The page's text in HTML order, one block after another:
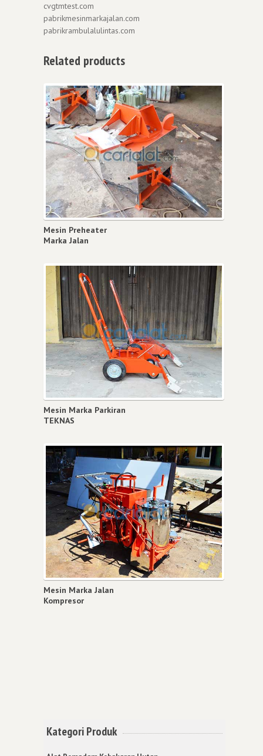
cvgtmtest.com
pabrikmesinmarkajalan.com
pabrikrambulalulintas.com
Related products
Mesin Preheater
Marka Jalan
Mesin Marka Parkiran
TEKNAS
Mesin Marka Jalan
Kompresor
Kategori Produk